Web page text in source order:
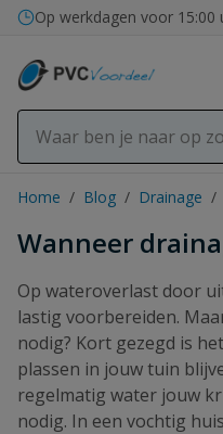
Ga naar de inhoud
Bezorging in binnen- en
Op werkdagen voor 15:00
Home / Blog / Drainage /
Wanneer
Op wateroverlast door
lastig voorbereiden.
nodig? Kort gezegd is
plassen in jouw tuin
regelmatig water jouw
nodig. In een vochtig